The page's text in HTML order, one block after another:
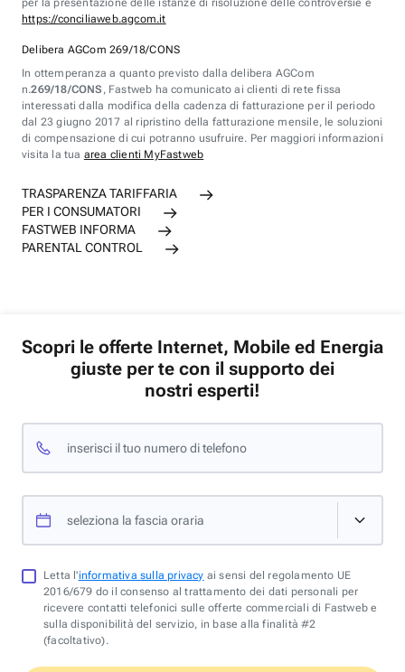
per la presentazione delle istanze di risoluzione delle controversie è
https://conciliaweb.agcom.it
Delibera AGCom 269/18/CONS
In ottemperanza a quanto previsto dalla delibera AGCom
n.269/18/CONS , Fastweb ha comunicato ai clienti di rete fissa
interessati dalla modifica della cadenza di fatturazione per il periodo
dal 23 giugno 2017 al ripristino della fatturazione mensile, le soluzioni
di compensazione di cui potranno usufruire. Per maggiori informazioni
visita la tua area clienti MyFastweb
TRASPARENZA TARIFFARIA
PER I CONSUMATORI
FASTWEB INFORMA
PARENTAL CONTROL
Scopri le offerte Internet, Mobile ed Energia
giuste per te con il supporto dei
nostri esperti!
inserisci il tuo numero di telefono
seleziona la fascia oraria
Letta l'informativa sulla privacy ai sensi del regolamento UE
2016/679 do il consenso al trattamento dei dati personali per
ricevere contatti telefonici sulle offerte commerciali di Fastweb e
sulla disponibilità del servizio, in base alla finalità #2
(facoltativo).